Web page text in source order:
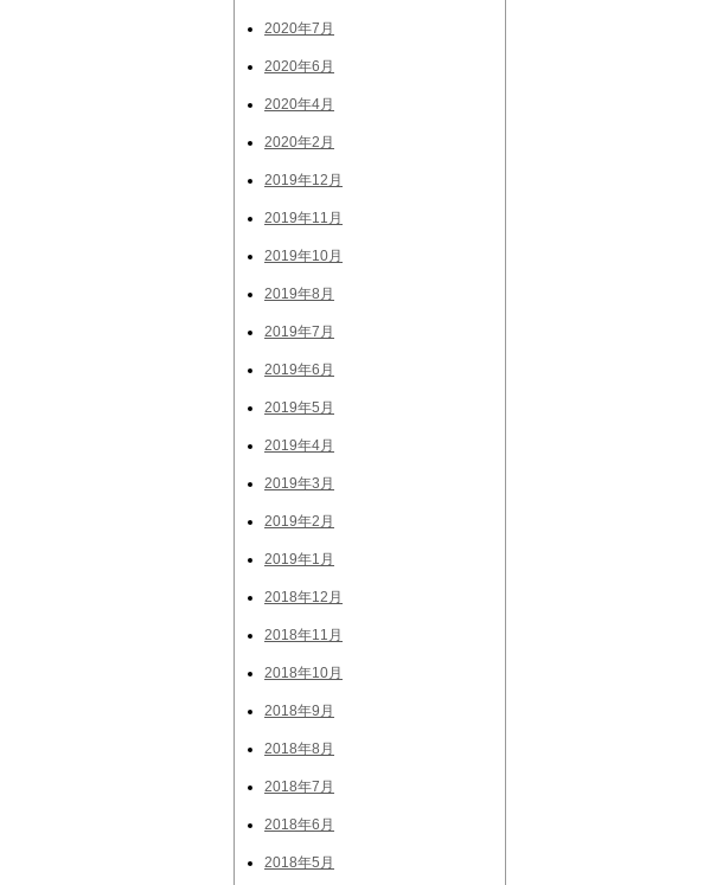
2020年7月
2020年6月
2020年4月
2020年2月
2019年12月
2019年11月
2019年10月
2019年8月
2019年7月
2019年6月
2019年5月
2019年4月
2019年3月
2019年2月
2019年1月
2018年12月
2018年11月
2018年10月
2018年9月
2018年8月
2018年7月
2018年6月
2018年5月